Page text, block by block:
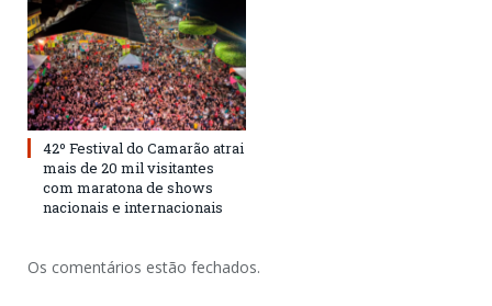
42º Festival do Camarão atrai
mais de 20 mil visitantes
com maratona de shows
nacionais e internacionais
Os comentários estão fechados.